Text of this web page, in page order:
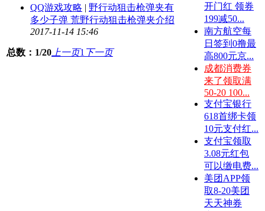
QQ游戏攻略 | 野行动狙击枪弹夹有
多少子弹 荒野行动狙击枪弹夹介绍
2017-11-14 15:46
总数：1/20 上一页1 下一页
开门红 领券
199减50...
南方航空每
日签到0撸最
高800元京...
成都消费券
来了领取满
50-20 100...
支付宝银行
618首绑卡领
10元支付红...
支付宝领取
3.08元红包
可以缴电费...
美团APP领
取8-20美团
天天神券